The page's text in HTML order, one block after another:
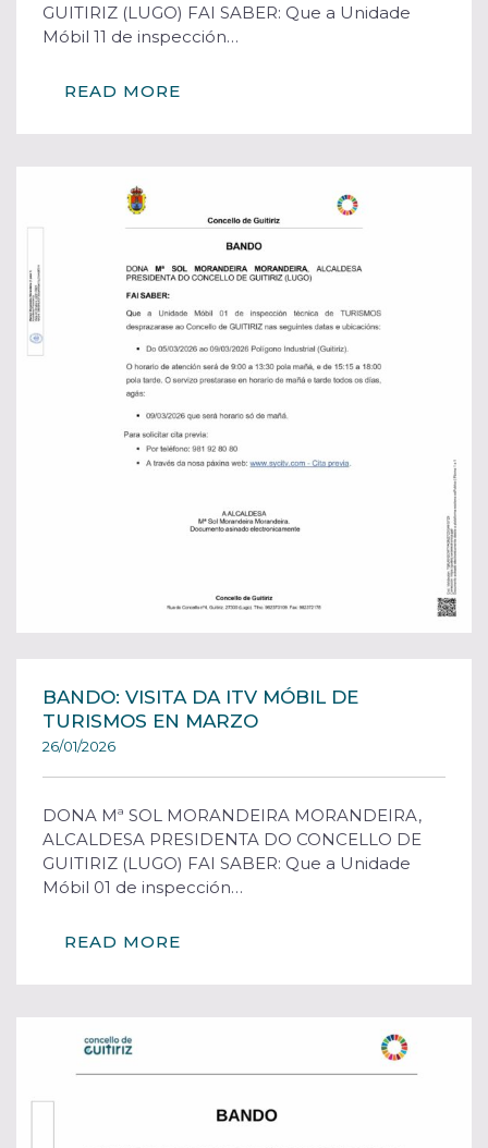
GUITIRIZ (LUGO) FAI SABER: Que a Unidade
Móbil 11 de inspección…
READ MORE
BANDO: VISITA DA ITV MÓBIL DE
TURISMOS EN MARZO
26/01/2026
DONA Mª SOL MORANDEIRA MORANDEIRA,
ALCALDESA PRESIDENTA DO CONCELLO DE
GUITIRIZ (LUGO) FAI SABER: Que a Unidade
Móbil 01 de inspección…
READ MORE